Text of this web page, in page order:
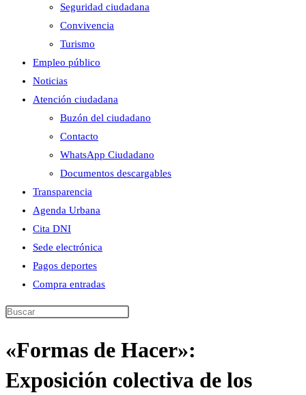
Seguridad ciudadana
Convivencia
Turismo
Empleo público
Noticias
Atención ciudadana
Buzón del ciudadano
Contacto
WhatsApp Ciudadano
Documentos descargables
Transparencia
Agenda Urbana
Cita DNI
Sede electrónica
Pagos deportes
Compra entradas
Buscar
esta
«Formas de Hacer»:
Exposición colectiva de los